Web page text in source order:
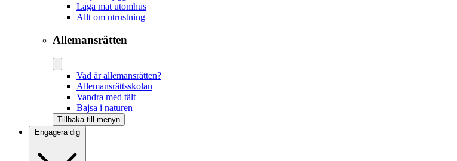
Laga mat utomhus
Allt om utrustning
Allemansrätten
Vad är allemansrätten?
Allemansrättsskolan
Vandra med tält
Bajsa i naturen
Tillbaka till menyn
Engagera dig